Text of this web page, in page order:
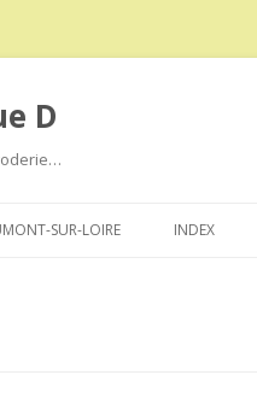
D
SUR-LOIRE INDEX